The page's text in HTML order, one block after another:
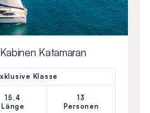
Katamaran
Klasse
15,4
Länge
13
Personen